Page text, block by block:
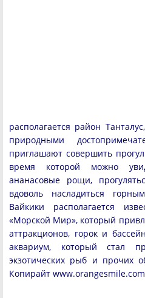
располагается район
природными
приглашают совершить
время которой можно
ананасовые рощи,
вдоволь насладиться
Вайкики располагается
«Морской Мир», который
аттракционов, горок и
аквариум, который стал
экзотических рыб и прочих
Копирайт www.orangesmile.com